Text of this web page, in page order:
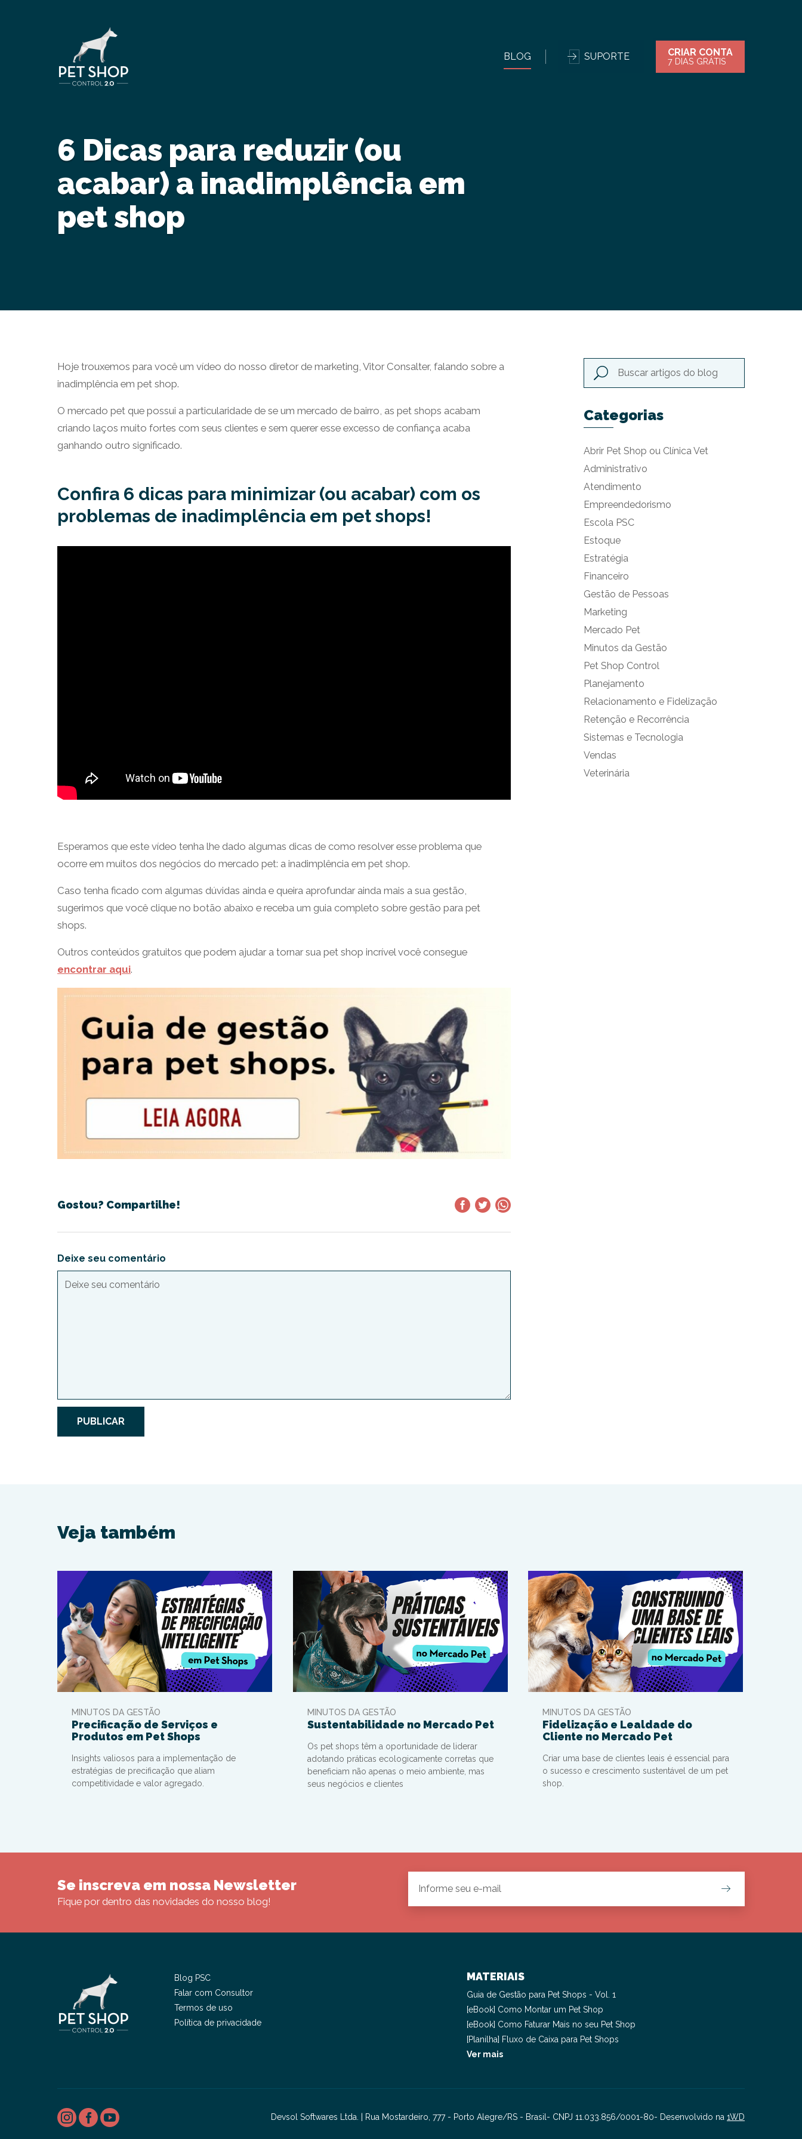
BLOG SUPORTE CRIAR CONTA
7 DIAS GRÁTIS
6 Dicas para reduzir (ou
acabar) a inadimplência em
pet shop
Hoje trouxemos para você um vídeo do nosso diretor de marketing, Vitor Consalter, falando sobre a
inadimplência em pet shop.
O mercado pet que possui a particularidade de se um mercado de bairro, as pet shops acabam
criando laços muito fortes com seus clientes e sem querer esse excesso de confiança acaba
ganhando outro significado.
Confira 6 dicas para minimizar (ou acabar) com os
problemas de inadimplência em pet shops!
Esperamos que este vídeo tenha lhe dado algumas dicas de como resolver esse problema que
ocorre em muitos dos negócios do mercado pet: a inadimplência em pet shop.
Caso tenha ficado com algumas dúvidas ainda e queira aprofundar ainda mais a sua gestão,
sugerimos que você clique no botão abaixo e receba um guia completo sobre gestão para pet
shops.
Outros conteúdos gratuitos que podem ajudar a tornar sua pet shop incrível você consegue
encontrar aqui.
Gostou? Compartilhe!
Deixe seu comentário
PUBLICAR
Categorias
Abrir Pet Shop ou Clínica Vet
Administrativo
Atendimento
Empreendedorismo
Escola PSC
Estoque
Estratégia
Financeiro
Gestão de Pessoas
Marketing
Mercado Pet
Minutos da Gestão
Pet Shop Control
Planejamento
Relacionamento e Fidelização
Retenção e Recorrência
Sistemas e Tecnologia
Vendas
Veterinária
Veja também
MINUTOS DA GESTÃO
Precificação de Serviços e
Produtos em Pet Shops
Insights valiosos para a implementação de
estratégias de precificação que aliam
competitividade e valor agregado.
MINUTOS DA GESTÃO
Sustentabilidade no Mercado Pet
Os pet shops têm a oportunidade de liderar
adotando práticas ecologicamente corretas que
beneficiam não apenas o meio ambiente, mas
seus negócios e clientes
MINUTOS DA GESTÃO
Fidelização e Lealdade do
Cliente no Mercado Pet
Criar uma base de clientes leais é essencial para
o sucesso e crescimento sustentável de um pet
shop.
Se inscreva em nossa Newsletter
Fique por dentro das novidades do nosso blog!
Blog PSC
Falar com Consultor
Termos de uso
Política de privacidade
MATERIAIS
Guia de Gestão para Pet Shops - Vol. 1
[eBook] Como Montar um Pet Shop
[eBook] Como Faturar Mais no seu Pet Shop
[Planilha] Fluxo de Caixa para Pet Shops
Ver mais
Devsol Softwares Ltda. | Rua Mostardeiro, 777 - Porto Alegre/RS - Brasil- CNPJ 11.033.856/0001-80- Desenvolvido na 1WD